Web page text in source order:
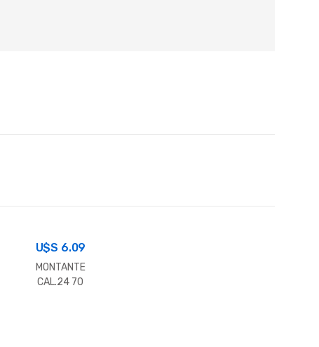
U$S 6.09
MONTANTE
CAL.24 70